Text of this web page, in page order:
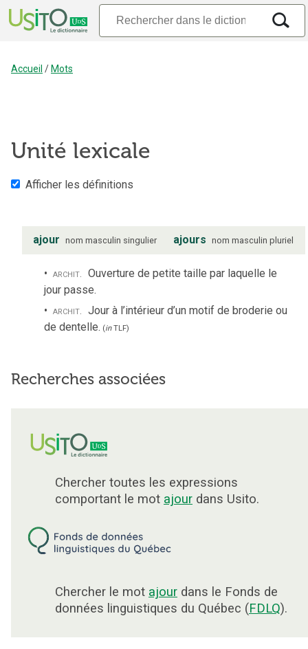
Accueil / Mots
Unité lexicale
Afficher les définitions
ajour nom masculin singulier ajours nom masculin pluriel
archit. Ouverture de petite taille par laquelle le
jour passe.
archit. Jour à l’intérieur d’un motif de broderie ou
de dentelle. (inTLF)
Recherches associées
Chercher toutes les expressions
comportant le mot ajour dans Usito.
Chercher le mot ajour dans le Fonds de
données linguistiques du Québec (FDLQ).